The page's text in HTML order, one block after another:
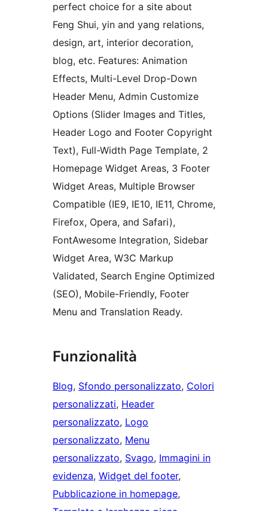
perfect choice for a site about
Feng Shui, yin and yang relations,
design, art, interior decoration,
blog, etc. Features: Animation
Effects, Multi-Level Drop-Down
Header Menu, Admin Customize
Options (Slider Images and Titles,
Header Logo and Footer Copyright
Text), Full-Width Page Template, 2
Homepage Widget Areas, 3 Footer
Widget Areas, Multiple Browser
Compatible (IE9, IE10, IE11, Chrome,
Firefox, Opera, and Safari),
FontAwesome Integration, Sidebar
Widget Area, W3C Markup
Validated, Search Engine Optimized
(SEO), Mobile-Friendly, Footer
Menu and Translation Ready.
Funzionalità
Blog, Sfondo personalizzato, Colori
personalizzati, Header
personalizzato, Logo
personalizzato, Menu
personalizzato, Svago, Immagini in
evidenza, Widget del footer
Pubblicazione in homepage